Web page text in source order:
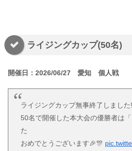
ライジングカップ(50名)
開催日：2026/06/27 愛知 個人戦
ライジングカップ無事終了しました
50名で開催した本大会の優勝者は
た
おめでとうございます🎉🎊